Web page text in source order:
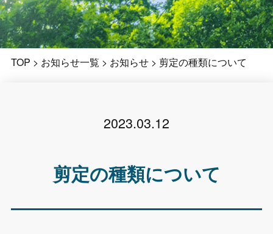
TOP > お知らせ一覧 > お知らせ> 剪定の種類について
2023.03.12
剪定の種類について